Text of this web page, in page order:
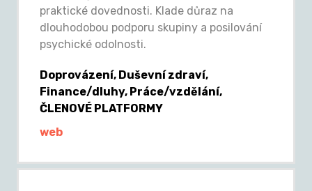
praktické dovednosti. Klade důraz na
dlouhodobou podporu skupiny a posilování
psychické odolnosti.
Doprovázení, Duševní zdraví,
Finance/dluhy, Práce/vzdělání,
ČLENOVÉ PLATFORMY
web